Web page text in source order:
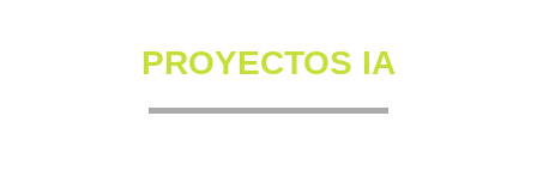
PROYECTOS IA